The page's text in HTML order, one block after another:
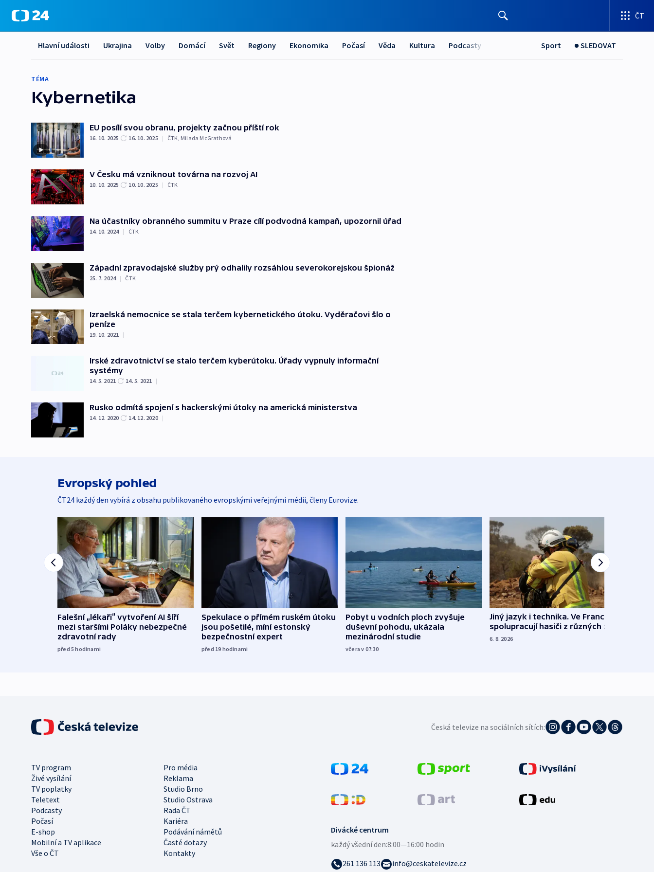
ČT
Hlavní události Ukrajina Volby Domácí Svět Regiony Ekonomika Počasí Věda Kultura Podcasty Sport SLEDOVAT
TÉMA
Kybernetika
EU posílí svou obranu, projekty začnou příští rok
16. 10. 2025 16. 10. 2025 | ČTK, Milada McGrathová
V Česku má vzniknout továrna na rozvoj AI
10. 10. 2025 10. 10. 2025 | ČTK
Na účastníky obranného summitu v Praze cílí podvodná kampaň, upozornil úřad
14. 10. 2024 | ČTK
Západní zpravodajské služby prý odhalily rozsáhlou severokorejskou špionáž
25. 7. 2024 | ČTK
Izraelská nemocnice se stala terčem kybernetického útoku. Vyděračovi šlo o
peníze
19. 10. 2021 |
Irské zdravotnictví se stalo terčem kyberútoku. Úřady vypnuly informační
systémy
14. 5. 2021 14. 5. 2021 |
Rusko odmítá spojení s hackerskými útoky na americká ministerstva
14. 12. 2020 14. 12. 2020 |
Evropský pohled
ČT24 každý den vybírá z obsahu publikovaného evropskými veřejnými médii, členy Eurovize.
Falešní „lékaři“ vytvoření AI šíří
mezi staršími Poláky nebezpečné
zdravotní rady
před 5hodinami
Spekulace o přímém ruském útoku
jsou pošetilé, míní estonský
bezpečnostní expert
před 19 hodinami
Pobyt u vodních ploch zvyšuje
duševní pohodu, ukázala
mezinárodní studie
včera v 07:30
Jiný jazyk i technika. Ve Francii
spolupracují hasiči z různých zemí
6. 8. 2026
Česká televize na sociálních sítích:
TV program
Pro média
Živé vysílání
Reklama
TV poplatky
Studio Brno
Teletext
Studio Ostrava
Podcasty
Rada ČT
Počasí
Kariéra
E-shop
Podávání námětů
Mobilní a TV aplikace
Časté dotazy
Vše o ČT
Kontakty
Divácké centrum
každý všední den:8:00—16:00 hodin
261 136 113
info@ceskatelevize.cz